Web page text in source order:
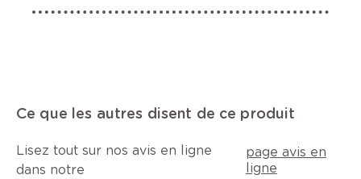
Ce que les autres disent de ce produit
Lisez tout sur nos avis en ligne
dans notre
page avis en
ligne